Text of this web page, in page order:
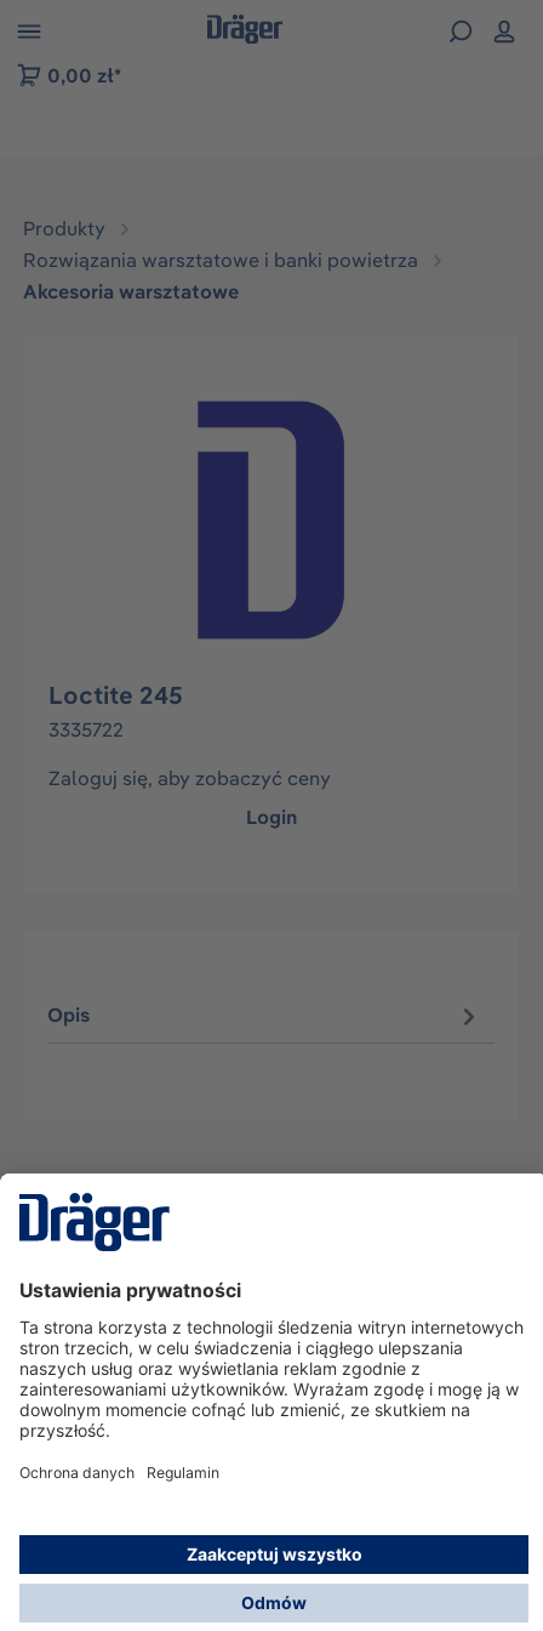
do nawigacji na platformie B2B
0,00 zł*
Produkty
Rozwiązania warsztatowe i banki powietrza
Akcesoria warsztatowe
Pomiń galerię zdjęć
Loctite 245
3335722
Zaloguj się, aby zobaczyć ceny
Login
Opis
Serwisowa linia hotline
O nas
Korzystanie ze sklepu
© Dräger Polska Sp. z o.o., 2025
*Wszystkie ceny bez VAT, na warunkach opisanych w